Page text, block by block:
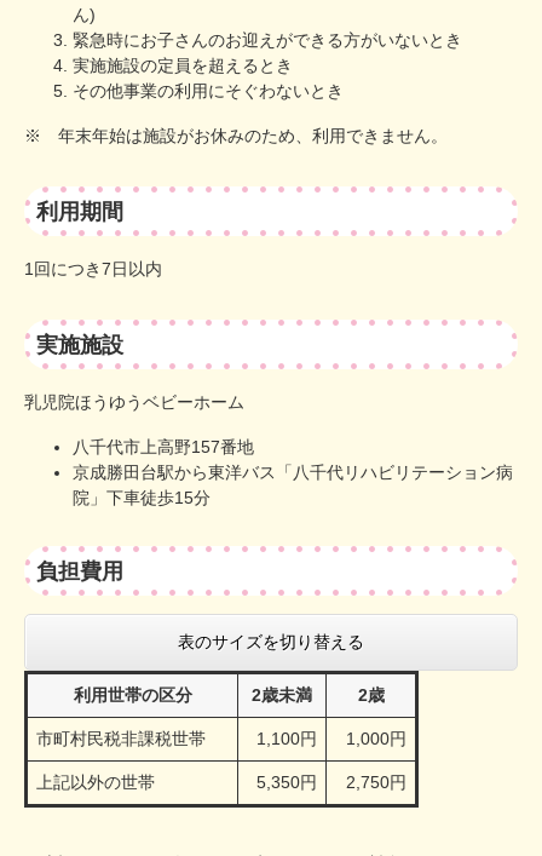
ん)
緊急時にお子さんのお迎えができる方がいないとき
実施施設の定員を超えるとき
その他事業の利用にそぐわないとき
※ 年末年始は施設がお休みのため、利用できません。
利用期間
1回につき7日以内
実施施設
乳児院ほうゆうベビーホーム
八千代市上高野157番地
京成勝田台駅から東洋バス「八千代リハビリテーション病
院」下車徒歩15分
負担費用
表のサイズを切り替える
利用世帯の区分 2歳未満 2歳
市町村民税非課税世帯 1,100円 1,000円
上記以外の世帯 5,350円 2,750円